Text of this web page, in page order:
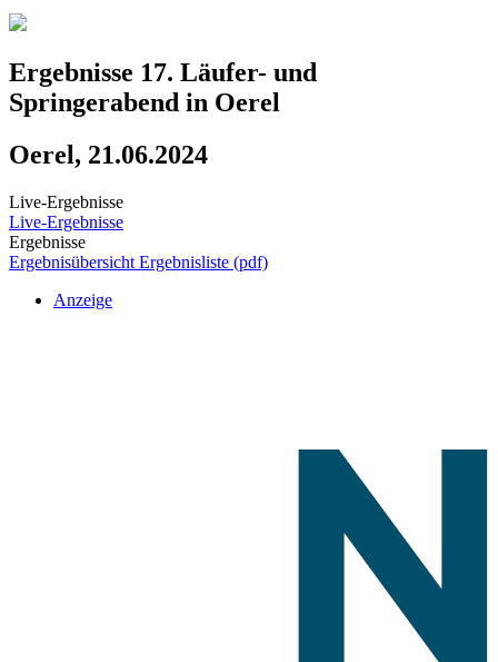
Ergebnisse 17. Läufer- und
Springerabend in Oerel
Oerel, 21.06.2024
Live-Ergebnisse
Live-Ergebnisse
Ergebnisse
Ergebnisübersicht Ergebnisliste (pdf)
Anzeige